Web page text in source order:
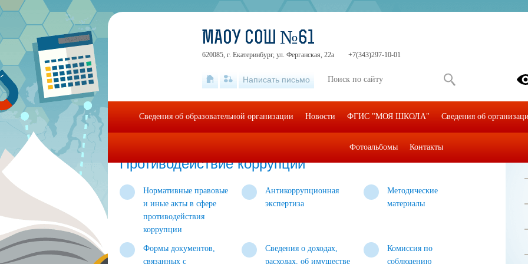
Противодействие коррупции
Нормативные правовые
и иные акты в сфере
противодействия
коррупции
Антикоррупционная
экспертиза
Методические
материалы
Формы документов,
связанных с
Сведения о доходах,
расходах, об имуществе
Комиссия по
соблюдению
МАОУ СОШ №61
620085, г. Екатеринбург, ул. Ферганская, 22а +7(343)297-10-01
Написать письмо
Сведения об образовательной организации Новости ФГИС "МОЯ ШКОЛА" Сведения об
Фотоальбомы Контакты